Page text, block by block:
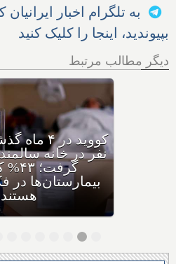
به تلگرام اخبار ایرانیان
بپیوندید، اینجا را کلیک کنید
دیگر مطالب مرتبط
افزایش شدید
سالمندان
می‌کنند